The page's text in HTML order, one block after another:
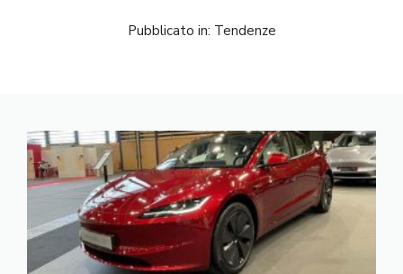
Pubblicato in: Tendenze